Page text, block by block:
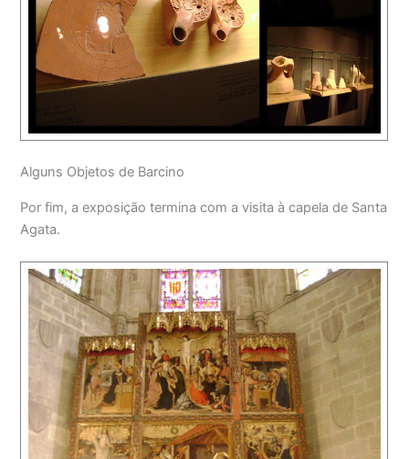
Alguns Objetos de Barcino
Por fim, a exposição termina com a visita à capela de Santa
Agata.